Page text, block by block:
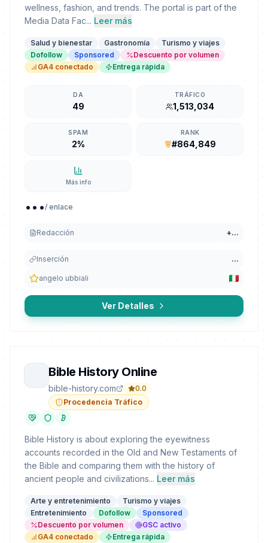
wellness, fashion, and trends. The portal is part of the
Media Data Fac... Leer más
Salud y bienestar Gastronomía
Turismo y viajes
Dofollow
Sponsored
Descuento por volumen
GA4 conectado
Entrega rápida
DA
49
TRÁFICO
1,513,034
SPAM
2%
RANK
#864,849
Más info
.../ enlace
Redacción +...
Inserción ...
angelo ubbiali
Ver Detalles
Bible History Online
bible-history.com
0.0
Procedencia Tráfico
Bible History is about exploring the eyewitness
accounts recorded in the Old and New Testaments of
the Bible and comparing them with the history of
ancient people and civilizations... Leer más
Arte y entretenimiento
Turismo y viajes
Entretenimiento
Dofollow
Sponsored
Descuento por volumen
GSC activo
GA4 conectado
Entrega rápida